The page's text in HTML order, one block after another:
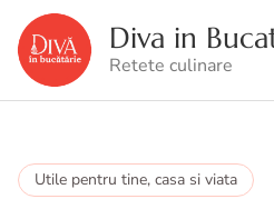
Diva in
Retete culinare
Utile pentru tine, casa si viata